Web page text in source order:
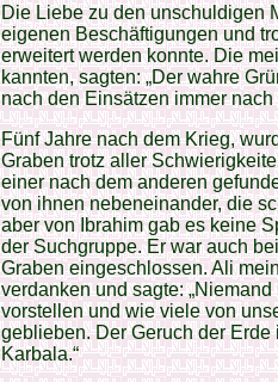
Die Liebe zu den unschuldigen
eigenen Beschäftigungen und
erweitert werden konnte. Die
kannten, sagten: „Der wahre
nach den Einsätzen immer
Fünf Jahre nach dem Krieg,
Graben trotz aller
einer nach dem anderen
von ihnen nebeneinander, die
aber von Ibrahim gab es keine
der Suchgruppe. Er war auch
Graben eingeschlossen. Ali
verdanken und sagte:
vorstellen und wie viele von
geblieben. Der Geruch der
Karbala.“